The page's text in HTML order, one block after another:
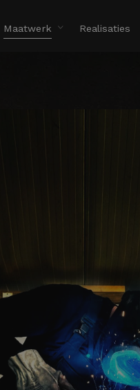
Maatwerk Realisaties